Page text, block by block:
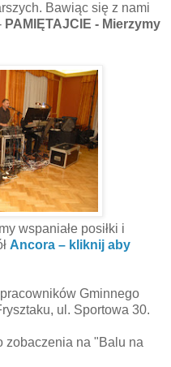
Bawiąc się z nami
PAMIĘTAJCIE - Mierzymy
wspaniałe posiłki i
Ancora – kliknij aby
Gminnego
ul. Sportowa 30.
zobaczenia na "Balu na